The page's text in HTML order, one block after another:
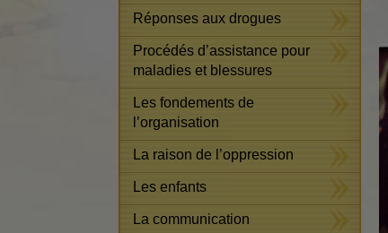
Réponses aux drogues
Procédés d’assistance pour
maladies et blessures
Les fondements de
l’organisation
La raison de l’oppression
Les enfants
La communication